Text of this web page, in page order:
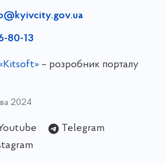
80-13
– розробник порталу
2024
Telegram